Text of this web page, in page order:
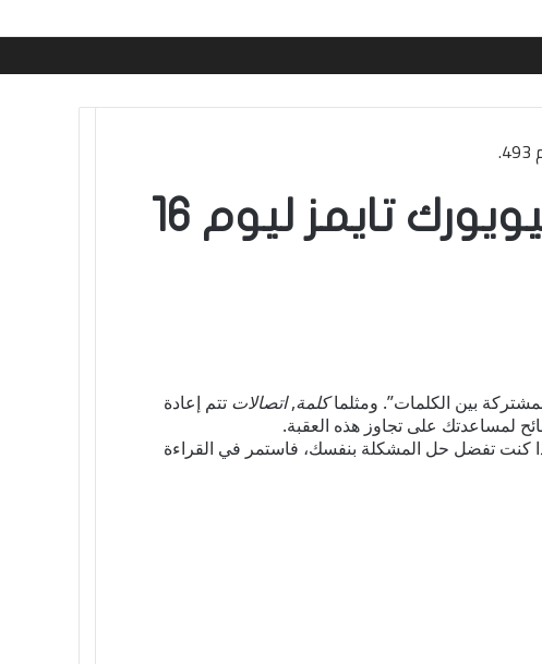
تلميحات وإجابات “الاتصالات” في صحيفة نيويورك تايمز ليوم 16
بين الكلمات”. ومثلماكلمة,اتصالات تتم إعادة
لمساعدتك على تجاوز هذه العقبة.
كنت تفضل حل المشكلة بنفسك، فاستمر في القراءة